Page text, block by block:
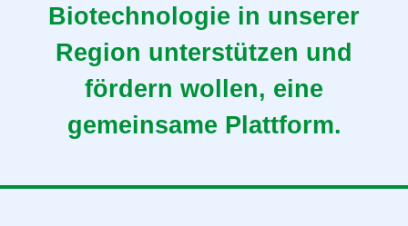
Biotechnologie in unserer
Region unterstützen und
fördern wollen, eine
gemeinsame Plattform.